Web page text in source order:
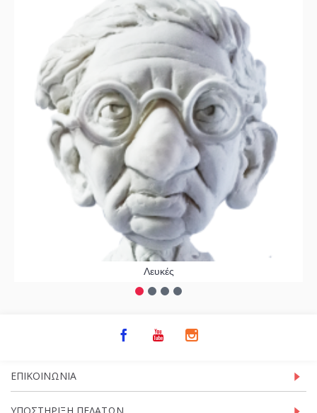
Λευκές
ΕΠΙΚΟΙΝΩΝΊΑ
ΥΠΟΣΤΉΡΙΞΗ ΠΕΛΑΤΏΝ